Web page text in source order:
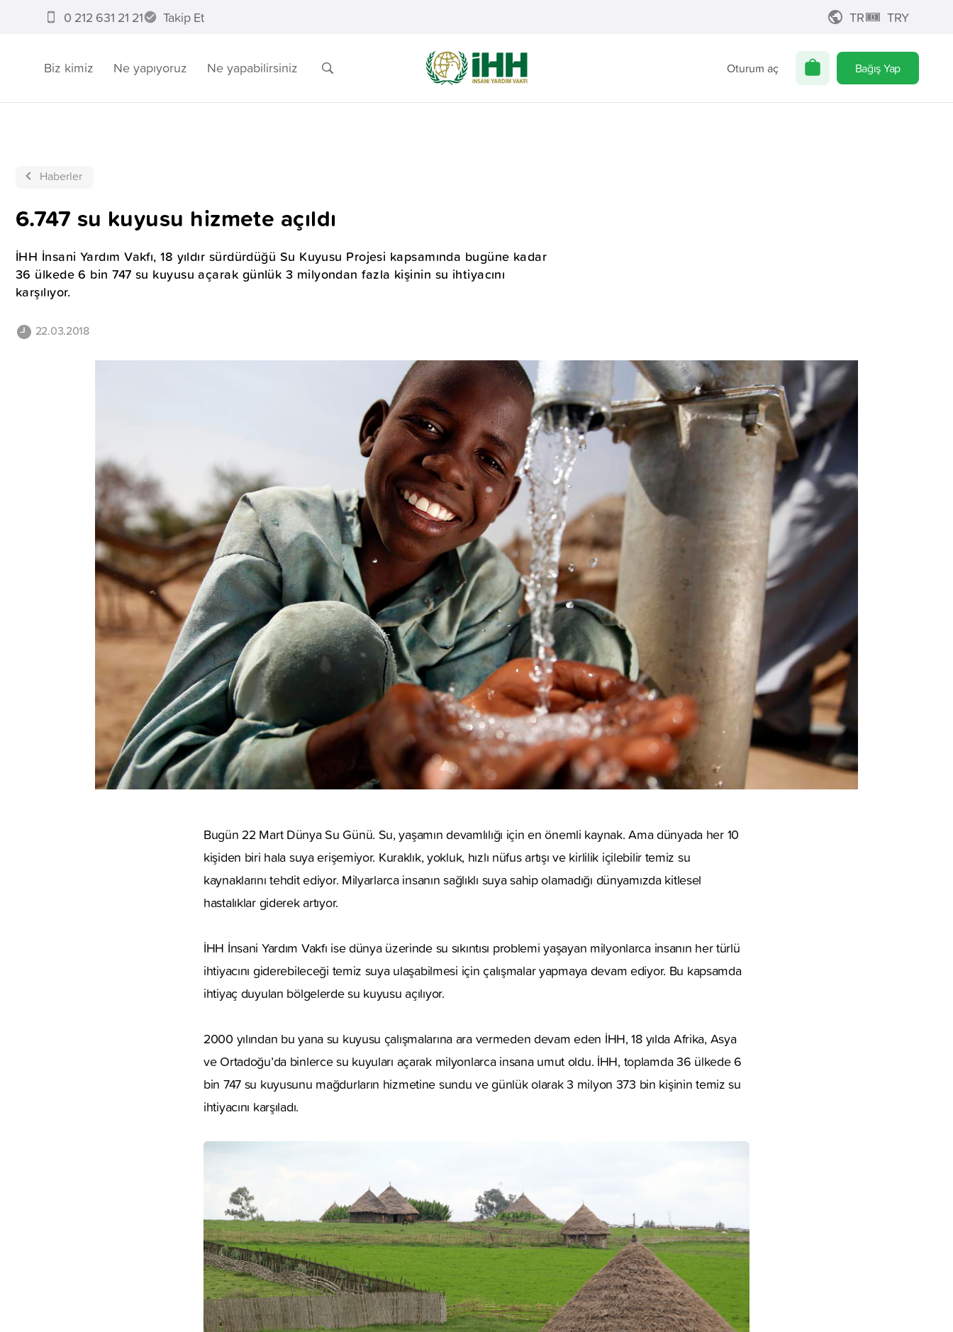
0 212 631 21 21 Takip Et TR TRY
Biz kimiz Ne yapıyoruz Ne yapabilirsiniz Oturum aç Bağış Yap
Haberler
6.747 su kuyusu hizmete açıldı
İHH İnsani Yardım Vakfı, 18 yıldır sürdürdüğü Su Kuyusu Projesi kapsamında bugüne kadar
36 ülkede 6 bin 747 su kuyusu açarak günlük 3 milyondan fazla kişinin su ihtiyacını
karşılıyor.
22.03.2018
Bugün 22 Mart Dünya Su Günü. Su, yaşamın devamlılığı için en önemli kaynak. Ama dünyada her 10
kişiden biri hala suya erişemiyor. Kuraklık, yokluk, hızlı nüfus artışı ve kirlilik içilebilir temiz su
kaynaklarını tehdit ediyor. Milyarlarca insanın sağlıklı suya sahip olamadığı dünyamızda kitlesel
hastalıklar giderek artıyor.
İHH İnsani Yardım Vakfı ise dünya üzerinde su sıkıntısı problemi yaşayan milyonlarca insanın her türlü
ihtiyacını giderebileceği temiz suya ulaşabilmesi için çalışmalar yapmaya devam ediyor. Bu kapsamda
ihtiyaç duyulan bölgelerde su kuyusu açılıyor.
2000 yılından bu yana su kuyusu çalışmalarına ara vermeden devam eden İHH, 18 yılda Afrika, Asya
ve Ortadoğu’da binlerce su kuyuları açarak milyonlarca insana umut oldu. İHH, toplamda 36 ülkede 6
bin 747 su kuyusunu mağdurların hizmetine sundu ve günlük olarak 3 milyon 373 bin kişinin temiz su
ihtiyacını karşıladı.